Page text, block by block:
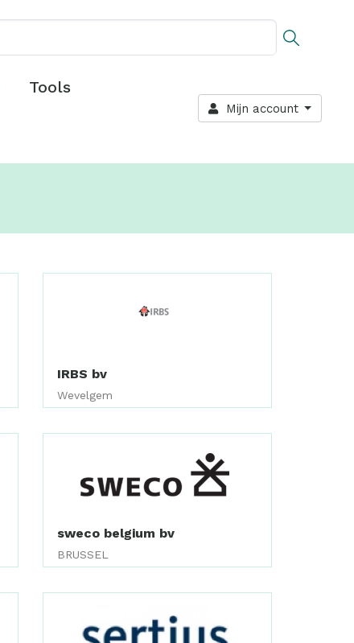
Tools
Mijn account
IRBS bv
Wevelgem
sweco belgium bv
BRUSSEL